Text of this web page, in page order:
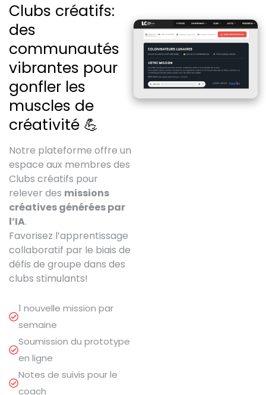
Clubs créatifs:
des
communautés
vibrantes pour
gonfler les
muscles de
créativité 💪
Notre plateforme offre un
espace aux membres des
Clubs créatifs pour
relever des missions
créatives générées par
l’IA.
Favorisez l’apprentissage
collaboratif par le biais de
défis de groupe dans des
clubs stimulants!
1 nouvelle mission par
semaine
Soumission du prototype
en ligne
Notes de suivis pour le
coach